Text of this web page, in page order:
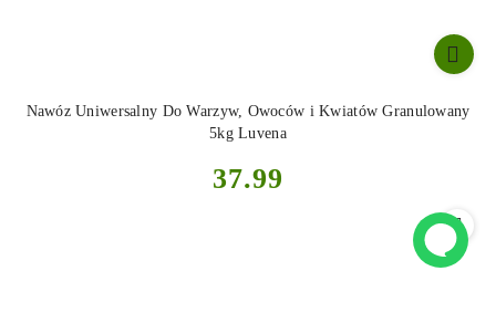
Nawóz Uniwersalny Do Warzyw, Owoców i Kwiatów Granulowany
5kg Luvena
Cena:
37.99